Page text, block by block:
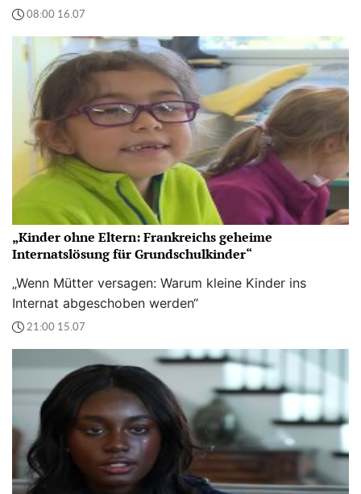
08:00 16.07
„Kinder ohne Eltern: Frankreichs geheime
Internatslösung für Grundschulkinder“
„Wenn Mütter versagen: Warum kleine Kinder ins
Internat abgeschoben werden“
21:00 15.07